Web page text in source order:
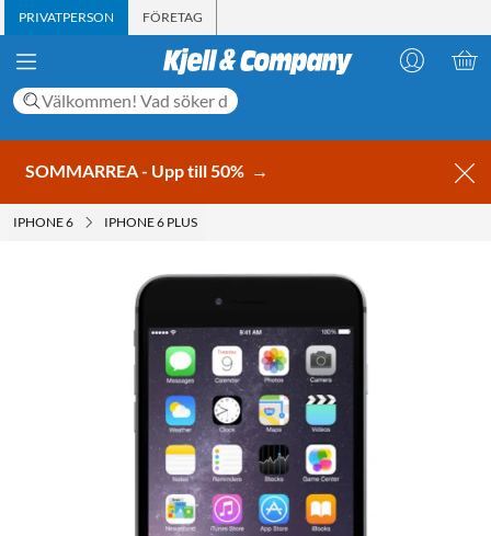
PRIVATPERSON FÖRETAG
SOMMARREA - Upp till 50% →
IPHONE 6 IPHONE 6 PLUS